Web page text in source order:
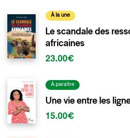
À la une
Le scandale des
africaines
23.00€
À paraître
Une vie entre les
15.00€